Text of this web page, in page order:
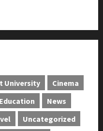
University
Cinema
Education
News
Uncategorized